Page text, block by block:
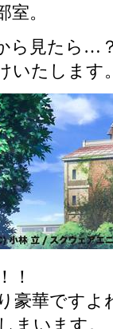
。
ら見たら…
いたします
！
豪華ですよ
まいます。